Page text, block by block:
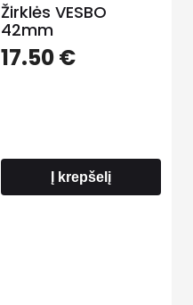
Žirklės VESBO
42mm
17.50€
Į krepšelį